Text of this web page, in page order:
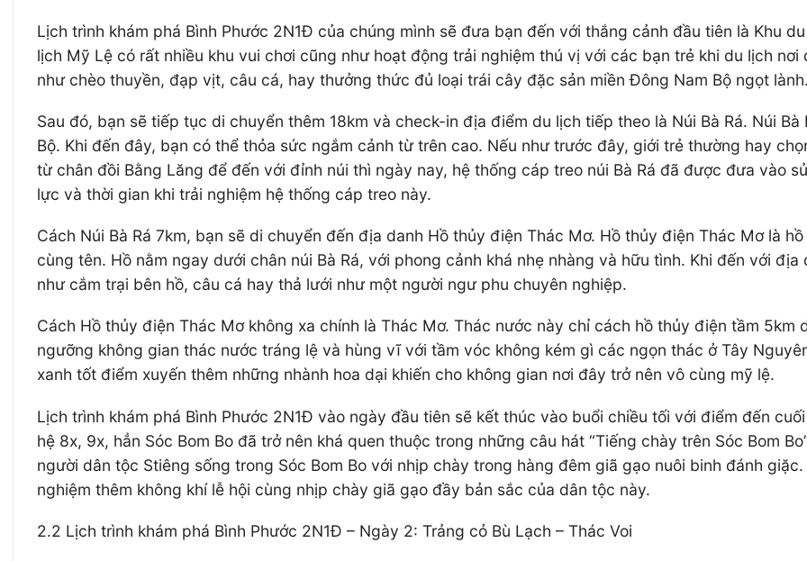
Lịch trình khám phá Bình Phước 2N1Đ của chúng mình sẽ đưa bạn đến với thắng cảnh đầu tiên là Khu
lịch Mỹ Lệ có rất nhiều khu vui chơi cũng như hoạt động trải nghiệm thú vị với các bạn trẻ khi du lịch
như chèo thuyền, đạp vịt, câu cá, hay thưởng thức đủ loại trái cây đặc sản miền Đông Nam Bộ ngọt
Sau đó, bạn sẽ tiếp tục di chuyển thêm 18km và check-in địa điểm du lịch tiếp theo là Núi Bà Rá. Núi
Bộ. Khi đến đây, bạn có thể thỏa sức ngắm cảnh từ trên cao. Nếu như trước đây, giới trẻ thường hay
từ chân đồi Bằng Lăng để đến với đỉnh núi thì ngày nay, hệ thống cáp treo núi Bà Rá đã được đưa vào
lực và thời gian khi trải nghiệm hệ thống cáp treo này.
Cách Núi Bà Rá 7km, bạn sẽ di chuyển đến địa danh Hồ thủy điện Thác Mơ. Hồ thủy điện Thác Mơ là
cùng tên. Hồ nằm ngay dưới chân núi Bà Rá, với phong cảnh khá nhẹ nhàng và hữu tình. Khi đến với
như cắm trại bên hồ, câu cá hay thả lưới như một người ngư phu chuyên nghiệp.
Cách Hồ thủy điện Thác Mơ không xa chính là Thác Mơ. Thác nước này chỉ cách hồ thủy điện tầm
ngưỡng không gian thác nước tráng lệ và hùng vĩ với tầm vóc không kém gì các ngọn thác ở Tây
xanh tốt điểm xuyến thêm những nhành hoa dại khiến cho không gian nơi đây trở nên vô cùng mỹ lệ.
Lịch trình khám phá Bình Phước 2N1Đ vào ngày đầu tiên sẽ kết thúc vào buổi chiều tối với điểm đến
hệ 8x, 9x, hẳn Sóc Bom Bo đã trở nên khá quen thuộc trong những câu hát “Tiếng chày trên Sóc Bom
người dân tộc Stiêng sống trong Sóc Bom Bo với nhịp chày trong hàng đêm giã gạo nuôi binh đánh
nghiệm thêm không khí lễ hội cùng nhịp chày giã gạo đầy bản sắc của dân tộc này.
2.2 Lịch trình khám phá Bình Phước 2N1Đ – Ngày 2: Trảng cỏ Bù Lạch – Thác Voi